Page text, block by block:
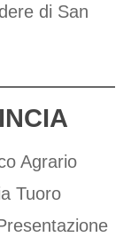
di San
Agrario
Tuoro